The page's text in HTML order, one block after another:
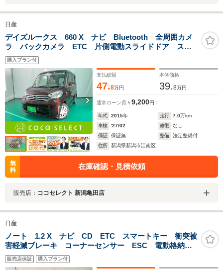
日産
デイズルークス 660 X ナビ Bluetooth 全周囲カメ
ラ バックカメラ ETC 片側電動スライドドア スマ
ートキー ワンセグ アイドリングストップ
購入プラン付
支払総額
47.8万円
本体価格
39.8万円
通常ローン 月々9,200円
年式 2015年 走行 7.0万km
車検
'27/02 修復
なし
保証
保証無 整備
法定整備付
住所
新潟県新潟市江南区
無
料
在庫確認・見積依頼
販売店： ココセレクト 新潟亀田店
日産
ノート 1.2 X ナビ CD ETC スマートキー 衝突被
害軽減ブレーキ コーナーセンサー ESC 電動格納ミ
ラー アイドリングストップ
販売店保証 購入プラン付